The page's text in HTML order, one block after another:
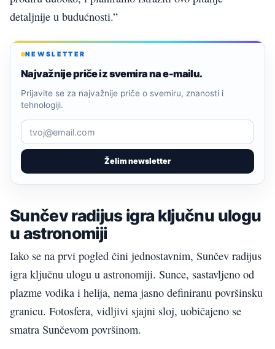
detaljnije u budućnosti.”
NEWSLETTER
Najvažnije priče iz svemira na e-mailu.
Želim newsletter
Prijavite se za najvažnije priče o svemiru, znanosti i
tehnologiji.
Sunčev radijus igra ključnu ulogu
u astronomiji
Iako se na prvi pogled čini jednostavnim, Sunčev radijus
igra ključnu ulogu u astronomiji. Sunce, sastavljeno od
plazme vodika i helija, nema jasno definiranu površinsku
granicu. Fotosfera, vidljivi sjajni sloj, uobičajeno se
smatra Sunčevom površinom.